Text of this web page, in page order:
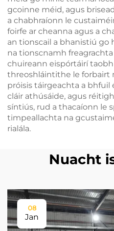
gcoinne méid, agus
a chabhraíonn le
foirfe ar cheanna agus a
an tionscail a bhanistiú go
na tionscnamh
chuireann eispórtáirí
threoshláintithe le forbairt
próisis táirgeachta a
cláir athúsáide, agus
síntiús, rud a thacaíonn le
timpeallachta na
rialála.
Nuacht
08
Jan